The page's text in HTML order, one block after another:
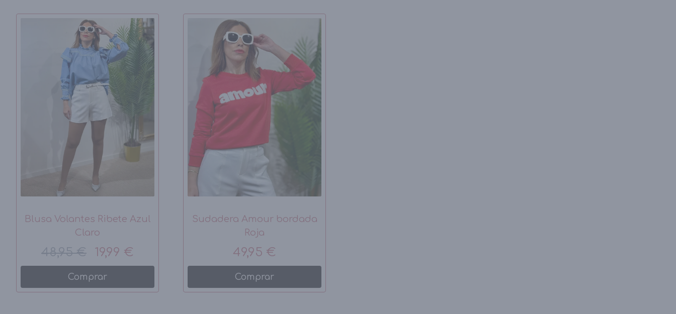
Blusa Volantes Ribete Azul
Claro
48,95 € 19,99 €
Comprar
Sudadera Amour bordada
Roja
49,95 €
Comprar